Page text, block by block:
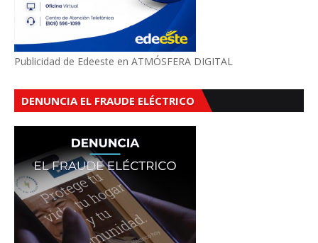
Publicidad de Edeeste en ATMÓSFERA DIGITAL
DENUNCIA EL FRAUDE ELÉCTRICO